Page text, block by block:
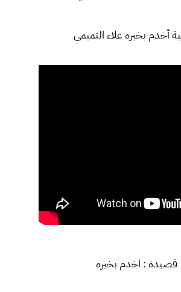
أخدم بخيره علاء التميمي
قصيدة : اخدم بخيره